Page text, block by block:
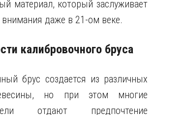
материал, который заслуживает
внимания даже в 21-ом веке.
калибровочного бруса
брус создается из различных
но при этом многие
отдают предпочтение